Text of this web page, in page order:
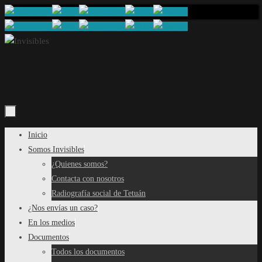
Saltar
al
contenido
Saltar
Inicio
Somos Invisibles
¿Quienes somos?
Contacta con nosotros
Radiografía social de Tetuán
¿Nos envías un caso?
En los medios
Documentos
Todos los documentos